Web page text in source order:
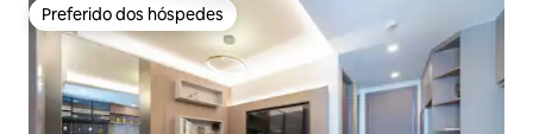
Preferido dos hóspedes
Preferido dos hóspedes